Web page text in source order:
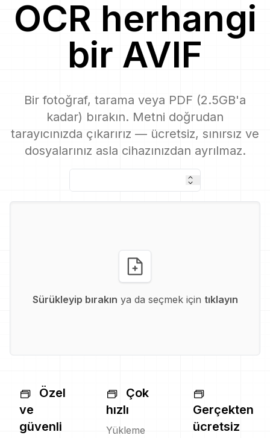
OCR herhangi
bir AVIF
Bir fotoğraf, tarama veya PDF (2.5GB'a
kadar) bırakın. Metni doğrudan
tarayıcınızda çıkarırız — ücretsiz, sınırsız ve
dosyalarınız asla cihazınızdan ayrılmaz.
Sürükleyip bırakın ya da seçmek için tıklayın
Özel
ve
güvenli
Çok
hızlı
Yükleme
Gerçekten
ücretsiz